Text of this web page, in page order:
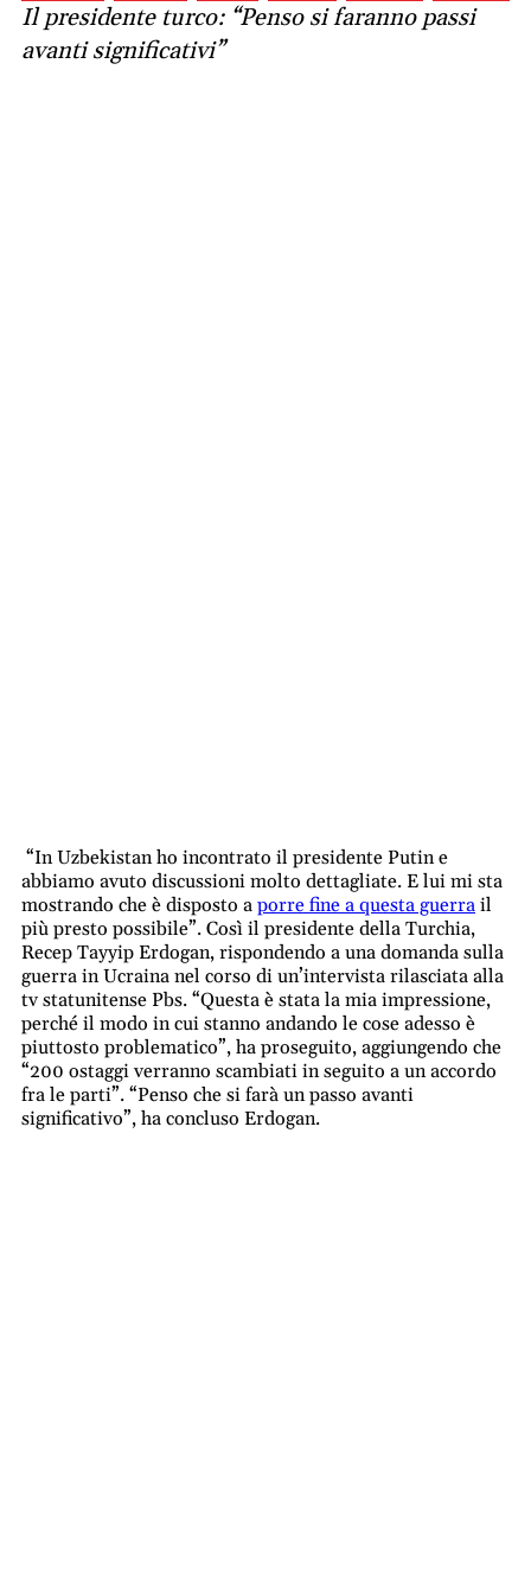
Il presidente turco: “Penso si faranno passi
avanti significativi”
“In Uzbekistan ho incontrato il presidente Putin e
abbiamo avuto discussioni molto dettagliate. E lui mi sta
mostrando che è disposto a porre fine a questa guerra il
più presto possibile”. Così il presidente della Turchia,
Recep Tayyip Erdogan, rispondendo a una domanda sulla
guerra in Ucraina nel corso di un’intervista rilasciata alla
tv statunitense Pbs. “Questa è stata la mia impressione,
perché il modo in cui stanno andando le cose adesso è
piuttosto problematico”, ha proseguito, aggiungendo che
“200 ostaggi verranno scambiati in seguito a un accordo
fra le parti”. “Penso che si farà un passo avanti
significativo”, ha concluso Erdogan.